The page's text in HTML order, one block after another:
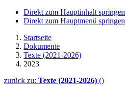
Direkt zum Hauptinhalt springen
Direkt zum Hauptmenü springen
Startseite
Dokumente
Texte (2021-2026)
2023
zurück zu: Texte (2021-2026) ()